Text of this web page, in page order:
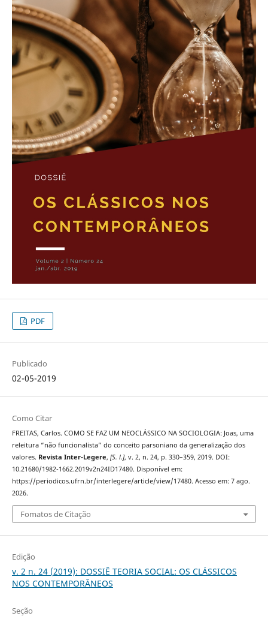
PDF
Publicado
02-05-2019
Como Citar
FREITAS, Carlos. COMO SE FAZ UM NEOCLÁSSICO NA SOCIOLOGIA: Joas, uma
releitura “não funcionalista” do conceito parsoniano da generalização dos
valores. Revista Inter-Legere, [S. l.], v. 2, n. 24, p. 330–359, 2019. DOI:
10.21680/1982-1662.2019v2n24ID17480. Disponível em:
https://periodicos.ufrn.br/interlegere/article/view/17480. Acesso em: 7 ago.
2026.
Fomatos de Citação
Edição
v. 2 n. 24 (2019): DOSSIÊ TEORIA SOCIAL: OS CLÁSSICOS
NOS CONTEMPORÂNEOS
Seção